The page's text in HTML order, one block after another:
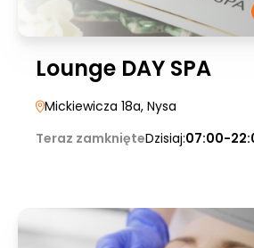
Lounge DAY SPA
Mickiewicza 18a, Nysa
Teraz zamknięteDzisiaj:07:00-